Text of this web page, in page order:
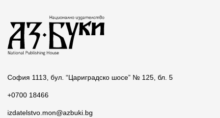
София 1113, бул. “Цариградско шосе” № 125, бл. 5
+0700 18466
izdatelstvo.mon@azbuki.bg